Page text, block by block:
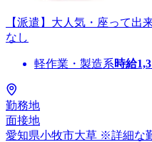
【派遣】大人気・座って出
なし
軽作業・製造系時給
勤務地
面接地
愛知県小牧市大草 ※詳細な